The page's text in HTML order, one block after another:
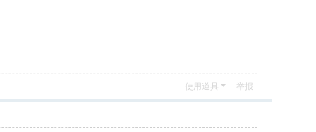
使用道具 举报